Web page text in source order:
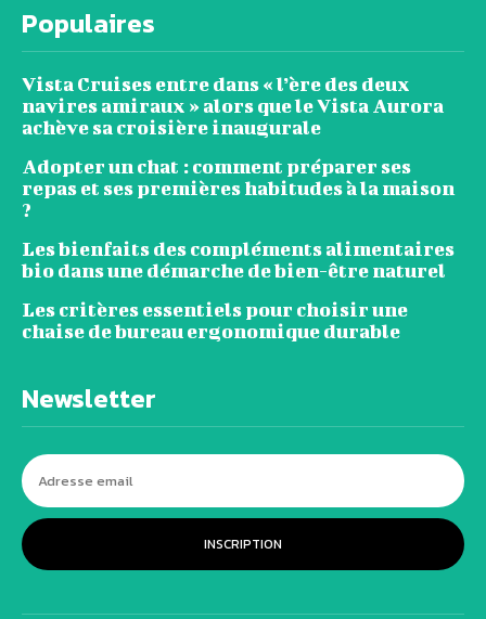
Populaires
Vista Cruises entre dans « l’ère des deux
navires amiraux » alors que le Vista Aurora
achève sa croisière inaugurale
Adopter un chat : comment préparer ses
repas et ses premières habitudes à la maison
?
Les bienfaits des compléments alimentaires
bio dans une démarche de bien-être naturel
Les critères essentiels pour choisir une
chaise de bureau ergonomique durable
Newsletter
INSCRIPTION